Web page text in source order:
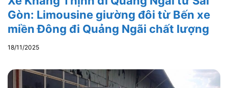
Gòn: Limousine giường đôi từ Bến xe
miền Đông đi Quảng Ngãi chất lượng
18/11/2025